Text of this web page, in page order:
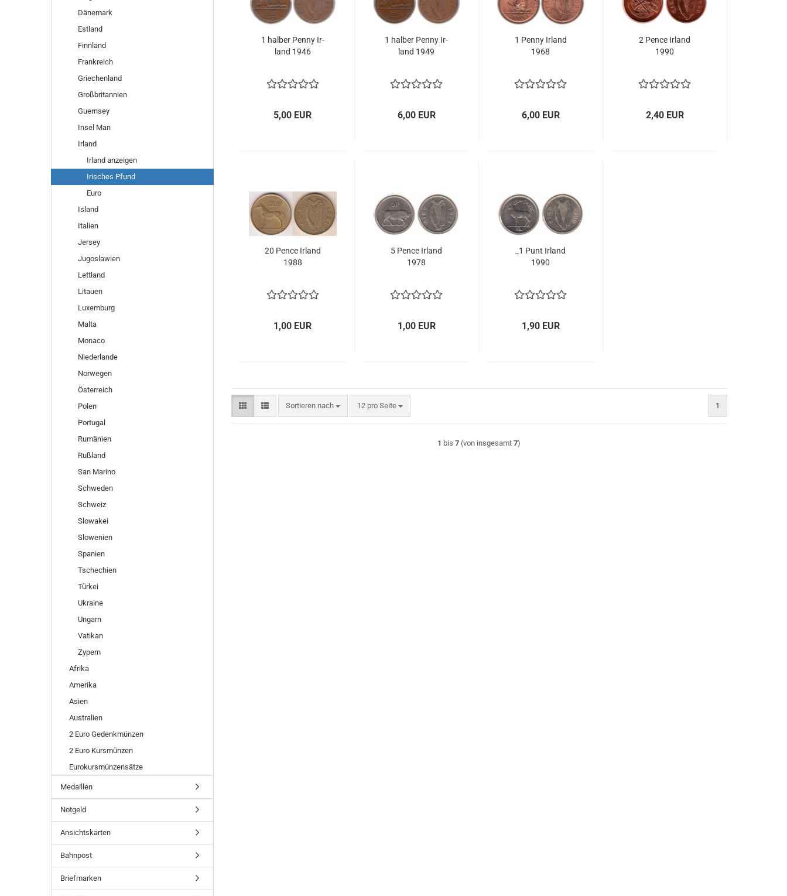
1 hal­ber Penny Ir­
land 1946
5,00 EUR
1 hal­ber Penny Ir­
land 1949
6,00 EUR
1 Penny Ir­land
1968
6,00 EUR
2 Pence Ir­land
1990
2,40 EUR
20 Pence Ir­land
1988
1,00 EUR
5 Pence Ir­land
1978
1,00 EUR
_1 Punt Ir­land
1990
1,90 EUR
Sortieren nach
Sortieren nach 12 pro Seite
pro Seite 1
1 bis7 (von insgesamt7)
Dänemark
Estland
Finnland
Frankreich
Griechenland
Großbritannien
Guernsey
Insel Man
Irland
Irland anzeigen
Irisches Pfund
Euro
Island
Italien
Jersey
Jugoslawien
Lettland
Litauen
Luxemburg
Malta
Monaco
Niederlande
Norwegen
Österreich
Polen
Portugal
Rumänien
Rußland
San Marino
Schweden
Schweiz
Slowakei
Slowenien
Spanien
Tschechien
Türkei
Ukraine
Ungarn
Vatikan
Zypern
Afrika
Amerika
Asien
Australien
2 Euro Gedenkmünzen
2 Euro Kursmünzen
Eurokursmünzensätze
Medaillen
Notgeld
Ansichtskarten
Bahnpost
Briefmarken